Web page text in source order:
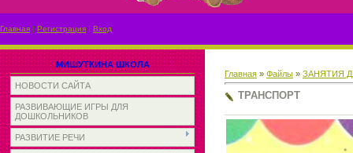
Главная | Регистрация | Вход
МИШУТКИНА ШКОЛА
НОВОСТИ САЙТА
РАЗВИВАЮЩИЕ ИГРЫ ДЛЯ
ДОШКОЛЬНИКОВ
РАЗВИТИЕ РЕЧИ
Главная » Файлы » ЗАНЯТИЯ
ТРАНСПОРТ